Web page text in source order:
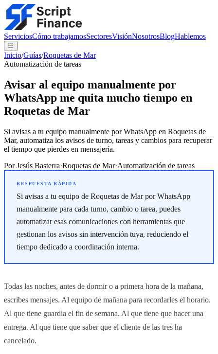
ServiciosCómo trabajamosSectoresVisiónNosotrosBlogHablemos
☰
Inicio/Guías/Roquetas de Mar
Automatización de tareas
Avisar al equipo manualmente por
WhatsApp me quita mucho tiempo en
Roquetas de Mar
Si avisas a tu equipo manualmente por WhatsApp en Roquetas de
Mar, automatiza los avisos de turno, tareas y cambios para recuperar
el tiempo que pierdes en mensajería.
PorJesús Basterra·Roquetas de Mar·Automatización de tareas
Si avisas a tu equipo de Roquetas de Mar por WhatsApp
manualmente para cada turno, cambio o tarea, puedes
automatizar esas comunicaciones con herramientas que
gestionan los avisos sin intervención tuya, reduciendo el
tiempo dedicado a coordinación interna.
Todas las noches, antes de dormir o a primera hora de la mañana,
escribes mensajes. Al equipo de mañana para recordarles el horario.
Al que tiene guardia el fin de semana. Al que tiene que hacer una
entrega. Al que tiene que saber que el cliente de las tres ha
cancelado.